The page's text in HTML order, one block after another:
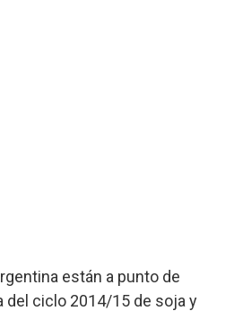
están a punto de
del ciclo 2014/15 de soja y